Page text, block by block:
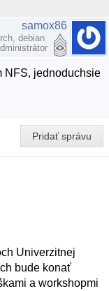
samox86
debian
NFS, jednoduchsie
Pridať správu
Univerzitnej
bude konať
a workshopmi